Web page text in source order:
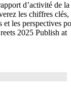
d’activité de la
les chiffres clés,
et les perspectives
2025 Publish at